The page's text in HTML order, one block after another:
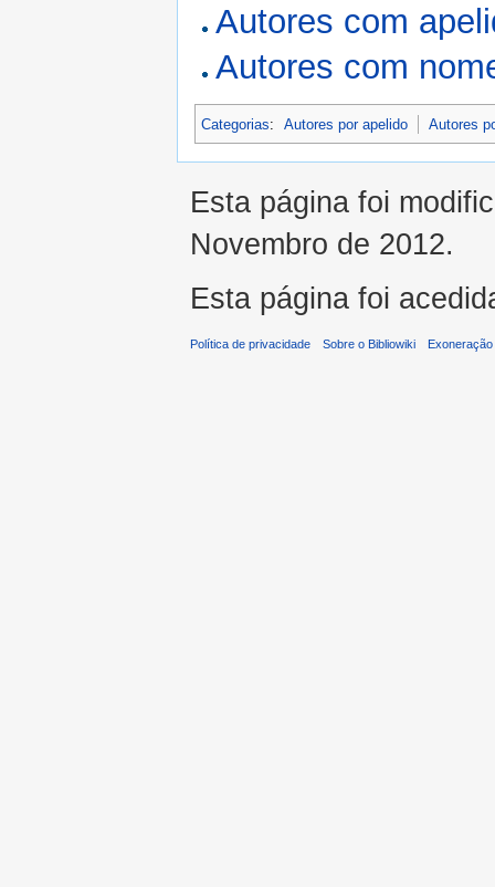
Autores com
Autores com
Categorias: Autores por apelido Autores
Esta página foi
Novembro de 2012.
Esta página foi
Política de privacidade Sobre o Bibliowiki